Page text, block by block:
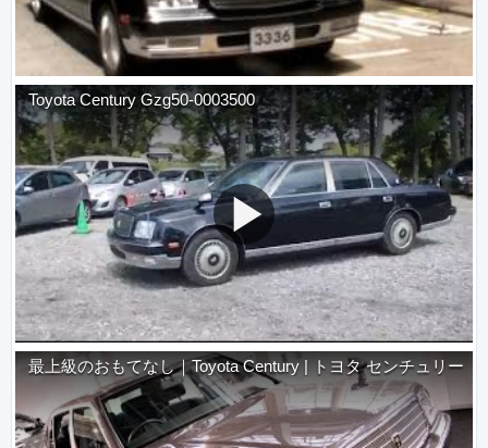
Toyota Century Gzg50-0003500
最上級のおもてなし｜Toyota Century | トヨタ センチュリー